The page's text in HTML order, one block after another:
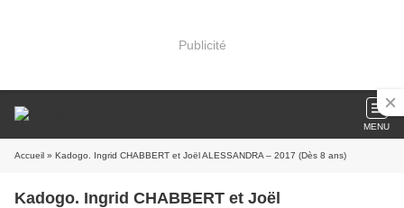
Publicité
MENU
Accueil » Kadogo. Ingrid CHABBERT et Joël ALESSANDRA – 2017 (Dès 8 ans)
Kadogo. Ingrid CHABBERT et Joël